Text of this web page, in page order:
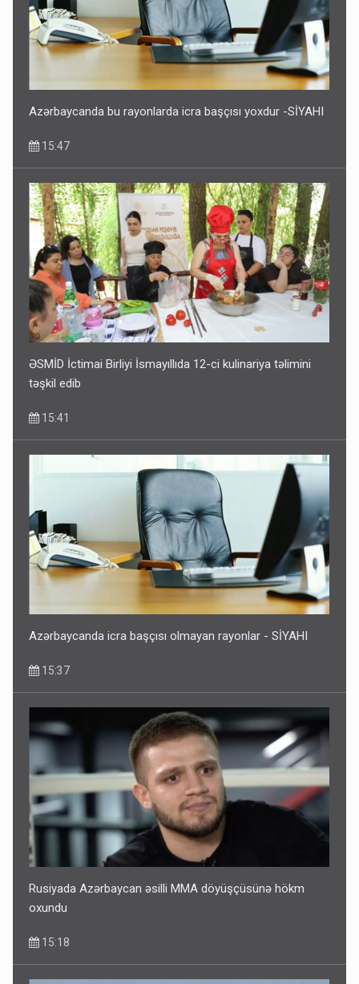
Azərbaycanda bu rayonlarda icra başçısı yoxdur -SİYAHI
15:47
ƏSMİD İctimai Birliyi İsmayıllıda 12-ci kulinariya təlimini
təşkil edib
15:41
Azərbaycanda icra başçısı olmayan rayonlar - SİYAHI
15:37
Rusiyada Azərbaycan əsilli MMA döyüşçüsünə hökm
oxundu
15:18